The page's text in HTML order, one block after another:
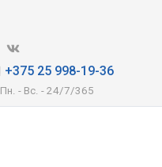
+375 25 998-19-36
Пн. - Вс. - 24/7/365